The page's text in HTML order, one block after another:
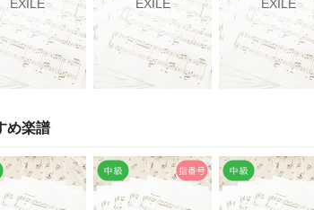
EXILE
EXILE
EXILE
め楽譜